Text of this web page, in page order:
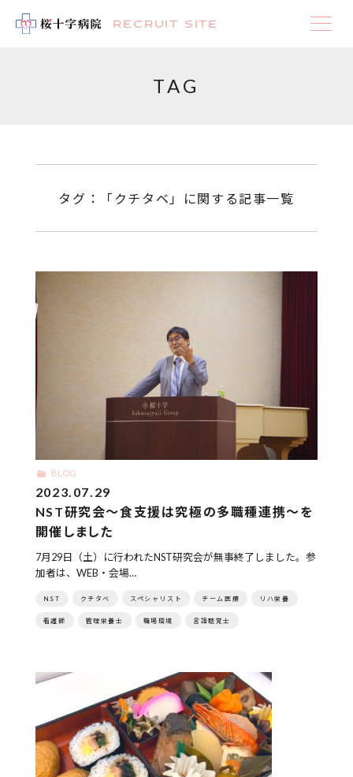
RECRUIT SITE
TAG
タグ：「クチタベ」に関する記事一覧
BLOG
2023.07.29
NST研究会～食支援は究極の多職種連携～を
開催しました
7月29日（土）に行われたNST研究会が無事終了しました。参
加者は、WEB・会場…
NST クチタベ スペシャリスト チーム医療 リハ栄養
看護師 管理栄養士 職場環境 言語聴覚士